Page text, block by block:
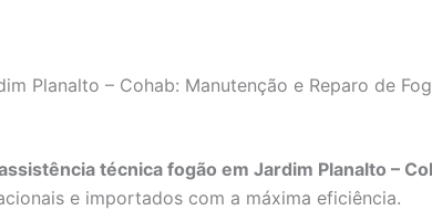
Planalto – Cohab: Manutenção e Reparo de
técnica fogão em Jardim Planalto –
e importados com a máxima eficiência.